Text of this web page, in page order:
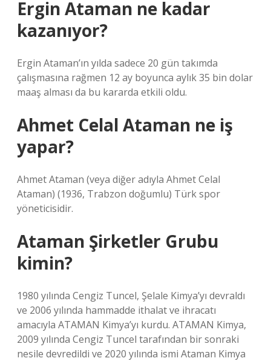
Ergin Ataman ne kadar
kazanıyor?
Ergin Ataman’ın yılda sadece 20 gün takımda
çalışmasına rağmen 12 ay boyunca aylık 35 bin dolar
maaş alması da bu kararda etkili oldu.
Ahmet Celal Ataman ne iş
yapar?
Ahmet Ataman (veya diğer adıyla Ahmet Celal
Ataman) (1936, Trabzon doğumlu) Türk spor
yöneticisidir.
Ataman Şirketler Grubu
kimin?
1980 yılında Cengiz Tuncel, Şelale Kimya’yı devraldı
ve 2006 yılında hammadde ithalat ve ihracatı
amacıyla ATAMAN Kimya’yı kurdu. ATAMAN Kimya,
2009 yılında Cengiz Tuncel tarafından bir sonraki
nesile devredildi ve 2020 yılında ismi Ataman Kimya